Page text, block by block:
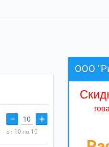
− +
от 10 по 10
ООО